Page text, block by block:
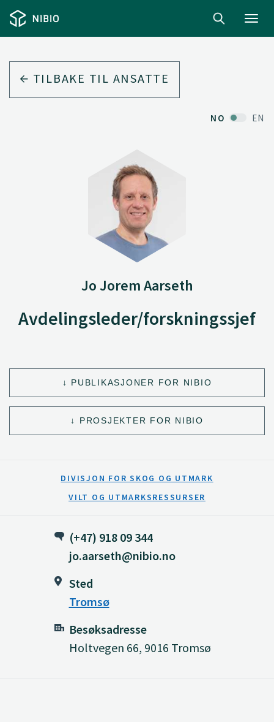
TILBAKE TIL ANSATTE
NO EN
Jo Jorem Aarseth
Avdelingsleder/forskningssjef
PUBLIKASJONER FOR NIBIO
PROSJEKTER FOR NIBIO
DIVISJON FOR SKOG OG UTMARK
VILT OG UTMARKSRESSURSER
(+47) 918 09 344
jo.aarseth@nibio.no
Sted
Tromsø
Besøksadresse
Holtvegen 66, 9016 Tromsø